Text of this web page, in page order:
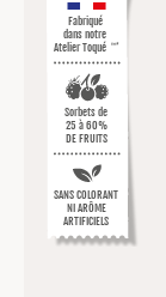
Fabriqué
dans notre
Atelier Toqué
™*
Sorbets de
25 à 60%
DE FRUITS
SANS COLORANT
NI ARÔME
ARTIFICIELS